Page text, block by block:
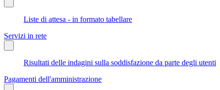
Liste di attesa - in formato tabellare
Servizi in rete
Risultati delle indagini sulla soddisfazione da parte degli utenti
Pagamenti dell'amministrazione